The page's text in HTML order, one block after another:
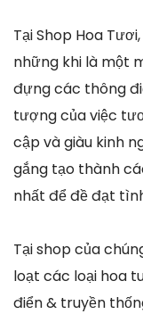
Tại Shop Hoa
những khi là một
đựng các thông
tượng của việc
cập và giàu kinh
gắng tạo thành
nhất để đề đạt
Tại shop của
loạt các loại hoa
điển & truyền